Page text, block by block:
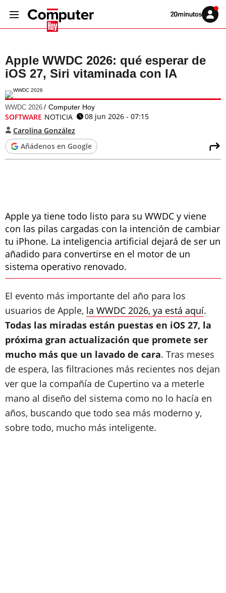
Volver
Iniciar
sesión
Apple WWDC 2026: qué esperar de
iOS 27, Siri vitaminada con IA
WWDC 2026 Computer Hoy
SOFTWARE NOTICIA
08 jun 2026 - 07:15
Carolina González
Añádenos en Google
Apple ya tiene todo listo para su WWDC y viene
con las pilas cargadas con la intención de cambiar
tu iPhone. La inteligencia artificial dejará de ser un
añadido para convertirse en el motor de un
sistema operativo renovado.
El evento más importante del año para los
usuarios de Apple, la WWDC 2026, ya está aquí.
Todas las miradas están puestas en iOS 27, la
próxima gran actualización que promete ser
mucho más que un lavado de cara. Tras meses
de espera, las filtraciones más recientes nos dejan
ver que la compañía de Cupertino va a meterle
mano al diseño del sistema como no lo hacía en
años, buscando que todo sea más moderno y,
sobre todo, mucho más inteligente.